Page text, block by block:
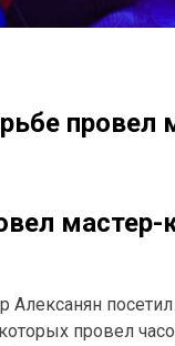
провел
Алексанян
провел